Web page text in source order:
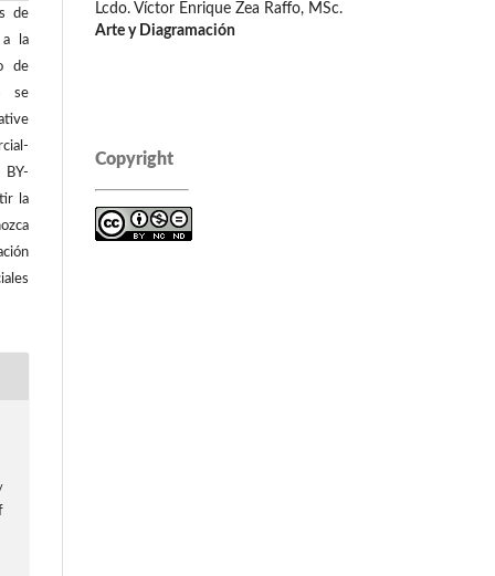
de
a la
de
se
BY-
la
Lcdo. Víctor Enrique Zea Raffo, MSc.
Arte y Diagramación
Copyright